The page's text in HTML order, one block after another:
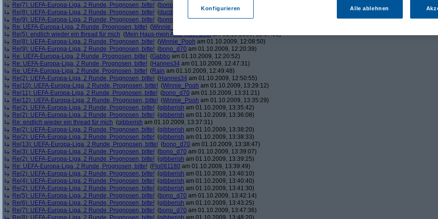
Re(7): UEFA-Europa-Liga, 2 Runde, Prognosen, bitte! (bono_d70
am 01.10.2009, 12:02:51)
Re(8): UEFA-Europa-Liga, 2 Runde, Prognosen, bitte! (ducduc
am 01.10.2009, 12:03:06)
Re(9): UEFA-Europa-Liga, 2 Runde, Prognosen, bitte! (bono_d70
am 01.10.2009, 12:03:37)
Re: UEFA-Europa-Liga, 2 Runde, Prognosen, bitte! (Winnie_Pooh
Re(5): endlich wieder ein thread für mich (Mein Haus-mein Auto-mein Bootam 01.10.2009, 12:07:01)
Re(8): UEFA-Europa-Liga, 2 Runde, Prognosen, bitte! (Winnie_Pooh am 01.10.2009, 12:08:50)
Re(9): UEFA-Europa-Liga, 2 Runde, Prognosen, bitte! (bono_d70 am 01.10.2009, 12:20:39)
Re: UEFA-Europa-Liga, 2 Runde, Prognosen, bitte! (Gabbo am 01.10.2009, 12:20:52)
Re: UEFA-Europa-Liga, 2 Runde, Prognosen, bitte! (Hannes34 am 01.10.2009, 12:47:31)
Re: UEFA-Europa-Liga, 2 Runde, Prognosen, bitte! (Rain am 01.10.2009, 12:49:48)
Re(2): UEFA-Europa-Liga, 2 Runde, Prognosen, bitte! (Hannes34 am 01.10.2009, 12:50:55)
Re(10): UEFA-Europa-Liga, 2 Runde, Prognosen, bitte! (Winnie_Pooh am 01.10.2009, 13:29:12)
Re(11): UEFA-Europa-Liga, 2 Runde, Prognosen, bitte! (bono_d70 am 01.10.2009, 13:31:21)
Re(12): UEFA-Europa-Liga, 2 Runde, Prognosen, bitte! (Winnie_Pooh am 01.10.2009, 13:35:29)
Re(2): UEFA-Europa-Liga, 2 Runde, Prognosen, bitte! (gibberish am 01.10.2009, 13:35:42)
Re(2): UEFA-Europa-Liga, 2 Runde, Prognosen, bitte! (gibberish am 01.10.2009, 13:36:08)
Re: endlich wieder ein thread für mich (gibberish am 01.10.2009, 13:37:31)
Re(2): UEFA-Europa-Liga, 2 Runde, Prognosen, bitte! (gibberish am 01.10.2009, 13:38:20)
Re(2): UEFA-Europa-Liga, 2 Runde, Prognosen, bitte! (gibberish am 01.10.2009, 13:38:33)
Re(13): UEFA-Europa-Liga, 2 Runde, Prognosen, bitte! (bono_d70 am 01.10.2009, 13:38:47)
Re(3): UEFA-Europa-Liga, 2 Runde, Prognosen, bitte! (bono_d70 am 01.10.2009, 13:39:07)
Re(2): UEFA-Europa-Liga, 2 Runde, Prognosen, bitte! (gibberish am 01.10.2009, 13:39:25)
Re: UEFA-Europa-Liga, 2 Runde, Prognosen, bitte! (Flo061180 am 01.10.2009, 13:39:49)
Re(2): UEFA-Europa-Liga, 2 Runde, Prognosen, bitte! (gibberish am 01.10.2009, 13:40:10)
Re(4): UEFA-Europa-Liga, 2 Runde, Prognosen, bitte! (gibberish am 01.10.2009, 13:40:40)
Re(2): UEFA-Europa-Liga, 2 Runde, Prognosen, bitte! (gibberish am 01.10.2009, 13:41:30)
Re(5): UEFA-Europa-Liga, 2 Runde, Prognosen, bitte! (bono_d70 am 01.10.2009, 13:42:14)
Re(6): UEFA-Europa-Liga, 2 Runde, Prognosen, bitte! (gibberish am 01.10.2009, 13:43:25)
Re(7): UEFA-Europa-Liga, 2 Runde, Prognosen, bitte! (bono_d70 am 01.10.2009, 13:47:36)
Re(8): UEFA-Europa-Liga, 2 Runde, Prognosen, bitte! (gibberish am 01.10.2009, 13:48:20)
Konfigurieren Alle ablehnen